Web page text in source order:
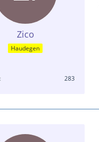
Zico
Haudegen
283